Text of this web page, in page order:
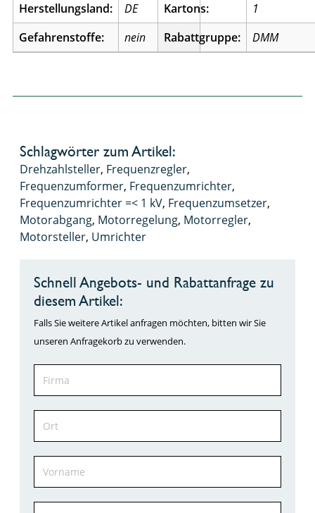
Herstellungsland:
DE
Gefahrenstoffe:
nein
Kartons:
1
Rabattgruppe:
DMM
Schlagwörter zum Artikel:
Drehzahlsteller, Frequenzregler,
Frequenzumformer, Frequenzumrichter,
Frequenzumrichter =< 1 kV, Frequenzumsetzer,
Motorabgang, Motorregelung, Motorregler,
Motorsteller, Umrichter
Schnell Angebots- und Rabattanfrage zu
diesem Artikel:
Falls Sie weitere Artikel anfragen möchten, bitten wir Sie
unseren Anfragekorb zu verwenden.